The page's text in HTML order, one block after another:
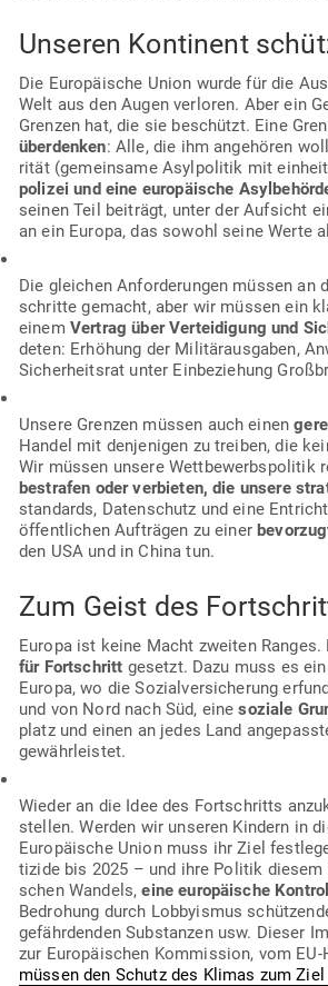
Unseren Kon­tinent
Die Euro­päische Union wurde für die
Welt aus den Augen ver­loren. Aber ein
Grenzen hat, die sie beschützt. Eine
über­denken: Alle, die ihm ange­hören
rität (gemeinsame Asyl­po­litik mit
po­lizei und eine euro­päische
seinen Teil bei­trägt, unter der Auf­sicht
an ein Europa, das sowohl seine Werte
Die gleichen Anfor­de­rungen müssen
schritte gemacht, aber wir müssen ein
einem Vertrag über Ver­tei­digung und
deten: Erhöhung der Mili­tär­aus­gaben,
Sicher­heitsrat unter Ein­be­ziehung
Unsere Grenzen müssen auch einen
Handel mit den­je­nigen zu treiben, die
Wir müssen unsere Wett­be­werbs­po­litik
bestrafen oder ver­bieten, die unsere
stan­dards, Daten­schutz und eine
öffent­lichen Auf­trägen zu einer
den USA und in China tun.
Zum Geist des
Europa ist keine Macht zweiten
für Fort­schritt gesetzt. Dazu muss es
Europa, wo die Sozi­al­ver­si­cherung
und von Nord nach Süd, einesoziale
platz und einen an jedes Land
gewährleistet.
Wieder an die Idee des Fort­schritts
stellen. Werden wir unseren Kindern in
Euro­päische Union muss ihr Ziel
tizide bis 2025 – und ihre Politik diesem
schen Wandels,eine euro­päische
Bedrohung durch Lob­by­ismus
gefähr­denden Sub­stanzen usw. Dieser
zur Euro­päi­schen Kom­mission, vom
müssen den Schutz des Klimas zum Ziel